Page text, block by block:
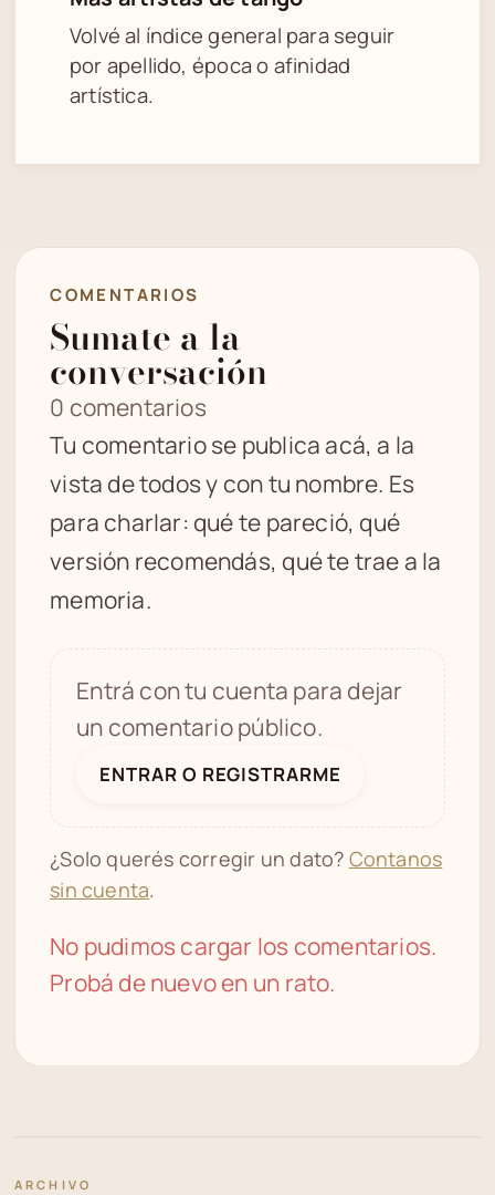
Volvé al índice general para seguir
por apellido, época o afinidad
artística.
COMENTARIOS
Sumate a la
conversación
0 comentarios
Tu comentario se publica acá, a la
vista de todos y con tu nombre. Es
para charlar: qué te pareció, qué
versión recomendás, qué te trae a la
memoria.
Entrá con tu cuenta para dejar
un comentario público.
ENTRAR O REGISTRARME
¿Solo querés corregir un dato? Contanos
sin cuenta.
No pudimos cargar los comentarios.
Probá de nuevo en un rato.
ARCHIVO